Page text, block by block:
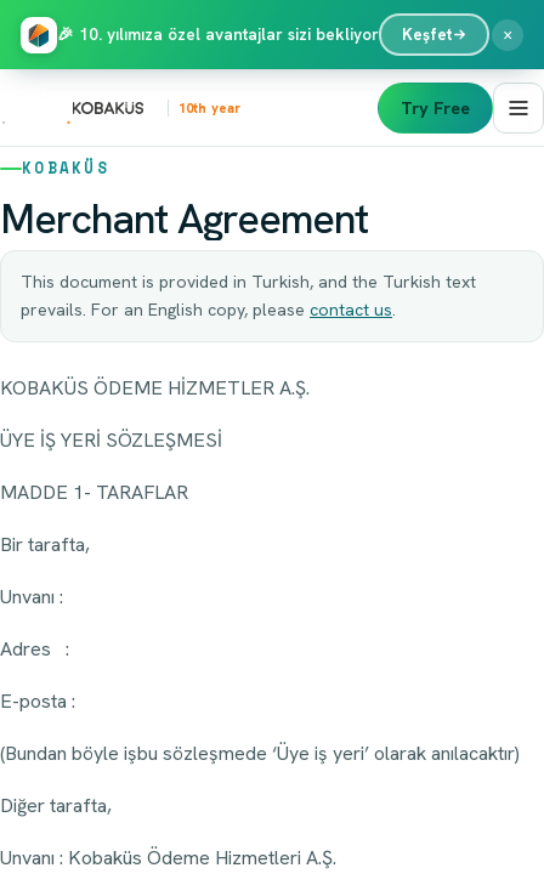
10th year Try Free
KOBAKÜS
Merchant Agreement
This document is provided in Turkish, and the Turkish text
prevails. For an English copy, please contact us.
KOBAKÜS ÖDEME HİZMETLER A.Ş.
ÜYE İŞ YERİ SÖZLEŞMESİ
MADDE 1- TARAFLAR
Bir tarafta,
Unvanı :
Adres :
E-posta :
(Bundan böyle işbu sözleşmede ‘Üye iş yeri’ olarak anılacaktır)
Diğer tarafta,
Unvanı : Kobaküs Ödeme Hizmetleri A.Ş.
🎉 10. yılımıza özel avantajlar sizi bekliyor Keşfet ×